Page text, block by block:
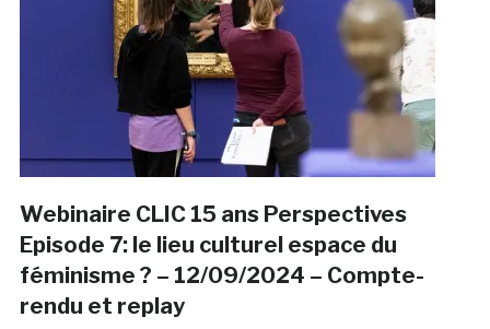
Webinaire CLIC 15 ans Perspectives
Episode 7: le lieu culturel espace du
féminisme ? – 12/09/2024 – Compte-
rendu et replay